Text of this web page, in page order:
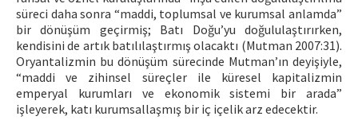
süreci daha sonra “maddi, toplumsal ve kurumsal anlamda”
bir dönüşüm geçirmiş; Batı Doğu’yu doğululaştırırken,
kendisini de artık batılılaştırmış olacaktı (Mutman 2007:31).
Oryantalizmin bu dönüşüm sürecinde Mutman’ın deyişiyle,
“maddi ve zihinsel süreçler ile küresel kapitalizmin
emperyal kurumları ve ekonomik sistemi bir arada”
işleyerek, katı kurumsallaşmış bir iç içelik arz edecektir.